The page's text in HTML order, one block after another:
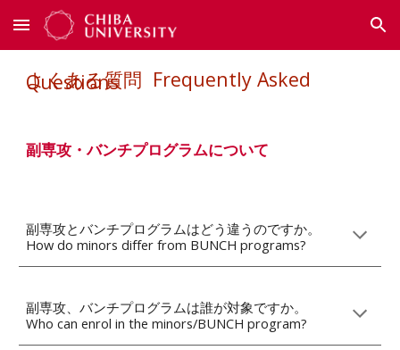
Skip to main content Skip to navigation
よくある質問 Frequently Asked
Questions
副専攻・バンチプログラムについて
副専攻とバンチプログラムはどう違うのですか。
How do minors differ from BUNCH programs?
副専攻、バンチプログラムは誰が対象ですか。
Who can enrol in the minors/BUNCH program?